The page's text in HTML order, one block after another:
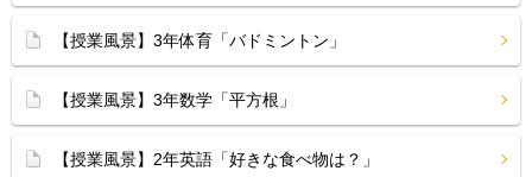
【授業風景】3年体育「バドミントン」
【授業風景】3年数学「平方根」
【授業風景】2年英語「好きな食べ物は？」